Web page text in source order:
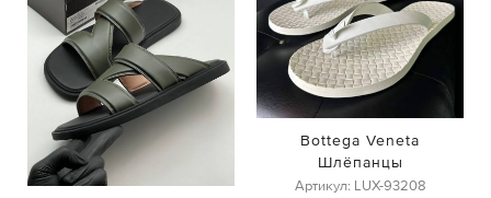
Bottega Veneta
Шлёпанцы
Артикул: LUX-93208